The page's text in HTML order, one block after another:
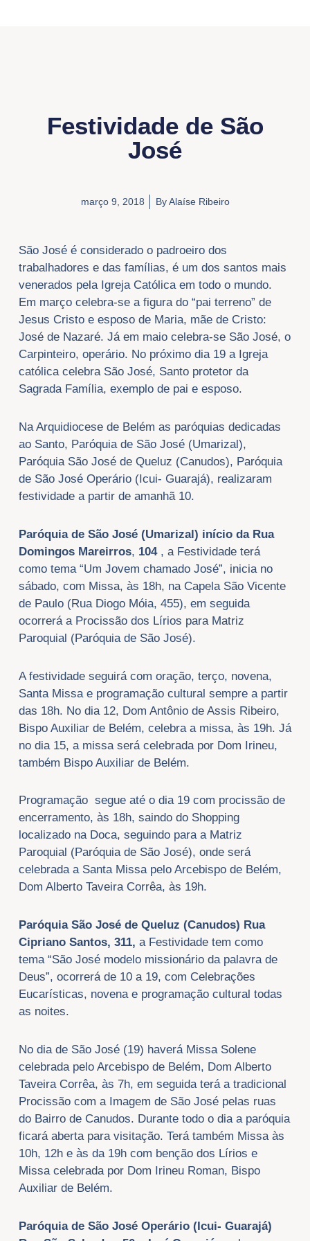
Festividade de São
José
março 9, 2018 ByAlaíse Ribeiro
São José é considerado o padroeiro dos
trabalhadores e das famílias, é um dos santos mais
venerados pela Igreja Católica em todo o mundo.
Em março celebra-se a figura do “pai terreno” de
Jesus Cristo e esposo de Maria, mãe de Cristo:
José de Nazaré. Já em maio celebra-se São José, o
Carpinteiro, operário. No próximo dia 19 a Igreja
católica celebra São José, Santo protetor da
Sagrada Família, exemplo de pai e esposo.
Na Arquidiocese de Belém as paróquias dedicadas
ao Santo, Paróquia de São José (Umarizal),
Paróquia São José de Queluz (Canudos), Paróquia
de São José Operário (Icui- Guarajá), realizaram
festividade a partir de amanhã 10.
Paróquia de São José (Umarizal) início da Rua
Domingos Mareirros, 104, a Festividade terá
como tema “Um Jovem chamado José”, inicia no
sábado, com Missa, às 18h, na Capela São Vicente
de Paulo (Rua Diogo Móia, 455), em seguida
ocorrerá a Procissão dos Lírios para Matriz
Paroquial (Paróquia de São José).
A festividade seguirá com oração, terço, novena,
Santa Missa e programação cultural sempre a partir
das 18h. No dia 12, Dom Antônio de Assis Ribeiro,
Bispo Auxiliar de Belém, celebra a missa, às 19h. Já
no dia 15, a missa será celebrada por Dom Irineu,
também Bispo Auxiliar de Belém.
Programação segue até o dia 19 com procissão de
encerramento, às 18h, saindo do Shopping
localizado na Doca, seguindo para a Matriz
Paroquial (Paróquia de São José), onde será
celebrada a Santa Missa pelo Arcebispo de Belém,
Dom Alberto Taveira Corrêa, às 19h.
Paróquia São José de Queluz (Canudos) Rua
Cipriano Santos, 311, a Festividade tem como
tema “São José modelo missionário da palavra de
Deus”, ocorrerá de 10 a 19, com Celebrações
Eucarísticas, novena e programação cultural todas
as noites.
No dia de São José (19) haverá Missa Solene
celebrada pelo Arcebispo de Belém, Dom Alberto
Taveira Corrêa, às 7h, em seguida terá a tradicional
Procissão com a Imagem de São José pelas ruas
do Bairro de Canudos. Durante todo o dia a paróquia
ficará aberta para visitação. Terá também Missa às
10h, 12h e às da 19h com benção dos Lírios e
Missa celebrada por Dom Irineu Roman, Bispo
Auxiliar de Belém.
Paróquia de São José Operário (Icui- Guarajá)